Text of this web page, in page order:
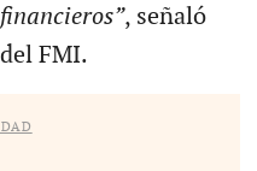
, señaló
FMI.